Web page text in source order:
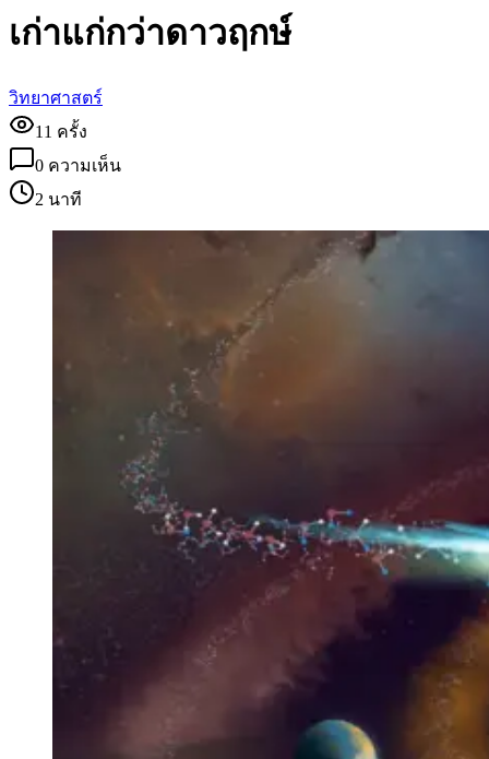
เก่าแก่กว่าดาวฤกษ์
วิทยาศาสตร์
11 ครั้ง
0 ความเห็น
2 นาที